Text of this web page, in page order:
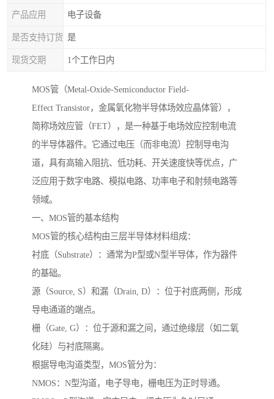
产品应用 电子设备
是否支持订货 是
现货交期 1个工作日内
MOS管（Metal-Oxide-Semiconductor Field-
Effect Transistor，金属氧化物半导体场效应晶体管），
简称场效应管（FET），是一种基于电场效应控制电流
的半导体器件。它通过电压（而非电流）控制导电沟
道，具有高输入阻抗、低功耗、开关速度快等优点，广
泛应用于数字电路、模拟电路、功率电子和射频电路等
领域。
一、MOS管的基本结构
MOS管的核心结构由三层半导体材料组成：
衬底（Substrate）：通常为P型或N型半导体，作为器件
的基础。
源（Source, S）和漏（Drain, D）：位于衬底两侧，形成
导电通道的端点。
栅（Gate, G）：位于源和漏之间，通过绝缘层（如二氧
化硅）与衬底隔离。
根据导电沟道类型，MOS管分为：
NMOS：N型沟道，电子导电，栅电压为正时导通。